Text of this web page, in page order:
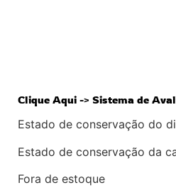
Clique Aqui -> Sistema de
Estado de conservação do
Estado de conservação da
Fora de estoque